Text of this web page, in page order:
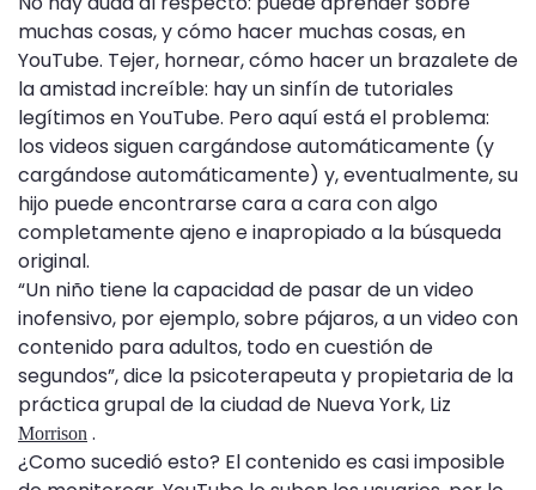
muchas cosas, y cómo hacer muchas cosas, en
YouTube. Tejer, hornear, cómo hacer un brazalete de
la amistad increíble: hay un sinfín de tutoriales
legítimos en YouTube. Pero aquí está el problema:
los videos siguen cargándose automáticamente (y
cargándose automáticamente) y, eventualmente, su
hijo puede encontrarse cara a cara con algo
completamente ajeno e inapropiado a la búsqueda
original.
“Un niño tiene la capacidad de pasar de un video
inofensivo, por ejemplo, sobre pájaros, a un video con
contenido para adultos, todo en cuestión de
segundos”, dice la psicoterapeuta y propietaria de la
práctica grupal de la ciudad de Nueva York, Liz
Morrison .
¿Como sucedió esto? El contenido es casi imposible